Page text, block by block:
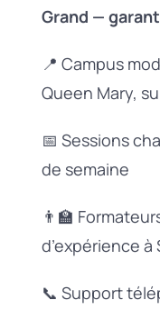
Grand —
📍 Campus
Queen Mary,
📅 Sessions
de semaine
👨‍🏫
d’expérience
📞 Support